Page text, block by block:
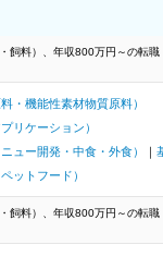
飼料）、年収800万円～の転
・機能性素材物質原料）
リケーション）
ュー開発・中食・外食）
ットフード）
飼料）、年収800万円～の転職